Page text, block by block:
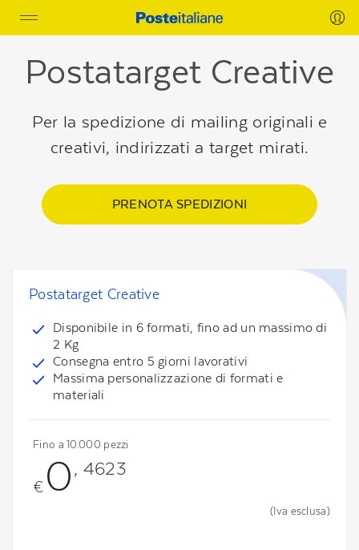
Toggle
navigation
Postatarget Creative
Per la spedizione di mailing originali e
creativi, indirizzati a target mirati.
PRENOTA SPEDIZIONI
Postatarget Creative
Disponibile in 6 formati, fino ad un massimo di
2 Kg
Consegna entro 5 giorni lavorativi
Massima personalizzazione di formati e
materiali
Fino a 10.000 pezzi
€ 0, 4623
(Iva esclusa)